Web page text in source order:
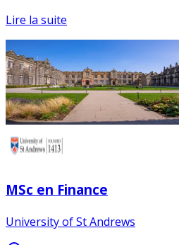
Lire la suite
MSc en Finance
University of St Andrews